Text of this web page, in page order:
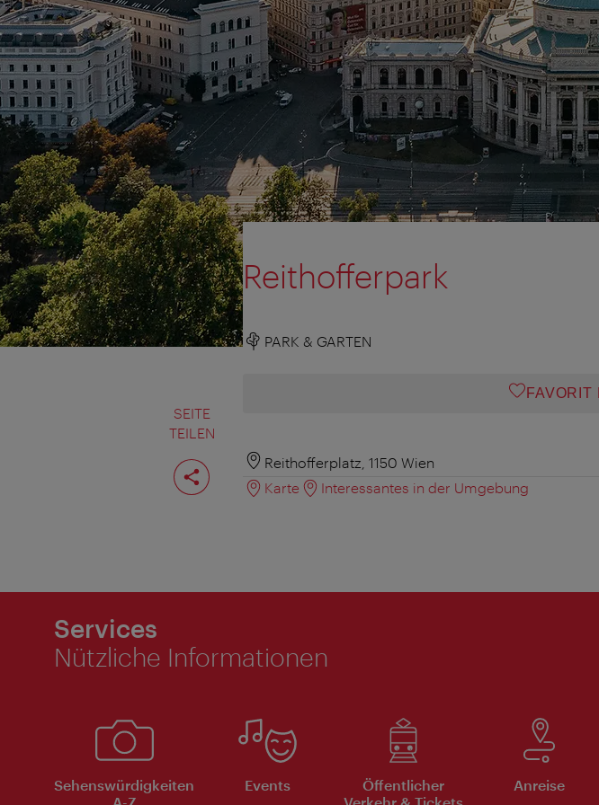
SEITE
TEILEN
Seite
teilen
Reithofferpark
PARK & GARTEN
FAVORIT
Reithofferplatz, 1150 Wien
Karte
Interessantes in der Umgebung
Services
Nützliche Informationen
Sehenswürdigkeiten
Events
Öffentlicher
Anreise